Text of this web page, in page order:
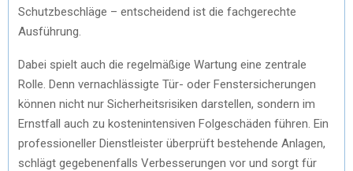
Schutzbeschläge – entscheidend ist die fachgerechte
Ausführung.
Dabei spielt auch die regelmäßige Wartung eine zentrale
Rolle. Denn vernachlässigte Tür- oder Fenstersicherungen
können nicht nur Sicherheitsrisiken darstellen, sondern im
Ernstfall auch zu kostenintensiven Folgeschäden führen. Ein
professioneller Dienstleister überprüft bestehende Anlagen,
schlägt gegebenenfalls Verbesserungen vor und sorgt für